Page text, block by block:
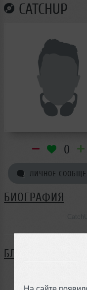
На сайте
CATCHUP
0
ЛИЧНОЕ
БИОГРАФИЯ
БЛОГ